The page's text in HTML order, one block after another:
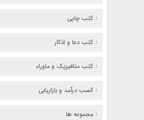
کتب چاپی
کتب دعا و اذکار
کتب متافیزیک و ماوراء
کسب درآمد و بازاریابی
مجموعه ها